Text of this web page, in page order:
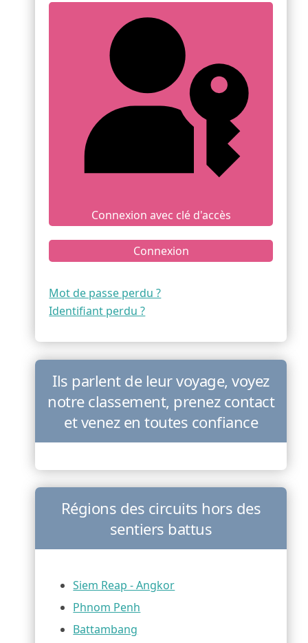
Connexion avec clé d'accès
Connexion
Mot de passe perdu ?
Identifiant perdu ?
Ils parlent de leur voyage, voyez
notre classement, prenez contact
et venez en toutes confiance
Régions des circuits hors des
sentiers battus
Siem Reap - Angkor
Phnom Penh
Battambang